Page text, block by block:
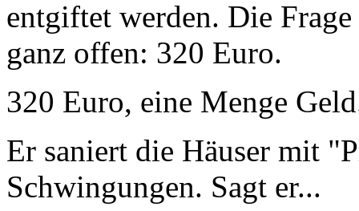
entgiftet werden. Die
ganz offen: 320 Euro.
320 Euro, eine Menge
Er saniert die Häuser mit
Schwingungen. Sagt er...